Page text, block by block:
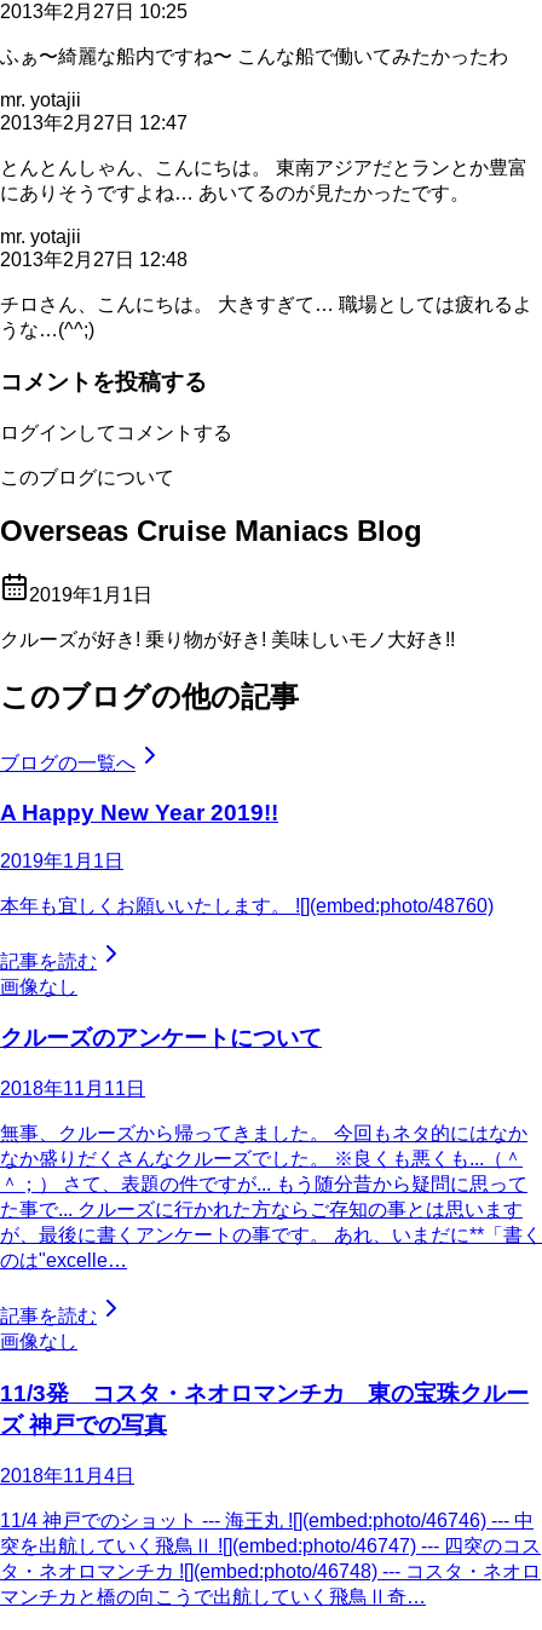
2013年2月27日 10:25
ふぁ〜綺麗な船内ですね〜 こんな船で働いてみたかったわ
mr. yotajii
2013年2月27日 12:47
とんとんしゃん、こんにちは。 東南アジアだとランとか豊富
にありそうですよね… あいてるのが見たかったです。
mr. yotajii
2013年2月27日 12:48
チロさん、こんにちは。 大きすぎて… 職場としては疲れるよ
うな…(^^;)
コメントを投稿する
ログインしてコメントする
このブログについて
Overseas Cruise Maniacs Blog
2019年1月1日
クルーズが好き! 乗り物が好き! 美味しいモノ大好き!!
このブログの他の記事
ブログの一覧へ
A Happy New Year 2019!!
2019年1月1日
本年も宜しくお願いいたします。 ![](embed:photo/48760)
記事を読む
画像なし
クルーズのアンケートについて
2018年11月11日
無事、クルーズから帰ってきました。 今回もネタ的にはなか
なか盛りだくさんなクルーズでした。 ※良くも悪くも...（＾
＾；） さて、表題の件ですが... もう随分昔から疑問に思って
た事で... クルーズに行かれた方ならご存知の事とは思います
が、最後に書くアンケートの事です。 あれ、いまだに**「書く
のは"excelle…
記事を読む
画像なし
11/3発 コスタ・ネオロマンチカ 東の宝珠クルー
ズ 神戸での写真
2018年11月4日
11/4 神戸でのショット --- 海王丸 ![](embed:photo/46746) --- 中
突を出航していく飛鳥Ⅱ ![](embed:photo/46747) --- 四突のコス
タ・ネオロマンチカ ![](embed:photo/46748) --- コスタ・ネオロ
マンチカと橋の向こうで出航していく飛鳥Ⅱ奇…